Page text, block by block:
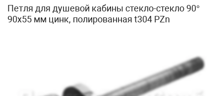
Петля для душевой кабины стекло-стекло 90°
90х55 мм цинк, полированная t304 PZn